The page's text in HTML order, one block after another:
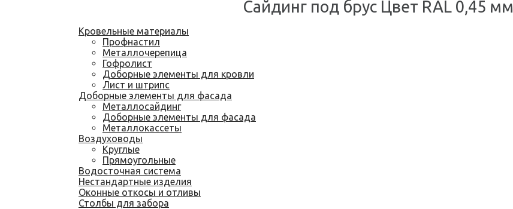
Сайдинг под брус Цвет RAL 0,45 мм
Кровельные материалы
Профнастил
Металлочерепица
Гофролист
Доборные элементы для кровли
Лист и штрипс
Доборные элементы для фасада
Металлосайдинг
Доборные элементы для фасада
Металлокассеты
Воздуховоды
Круглые
Прямоугольные
Водосточная система
Нестандартные изделия
Оконные откосы и отливы
Столбы для забора